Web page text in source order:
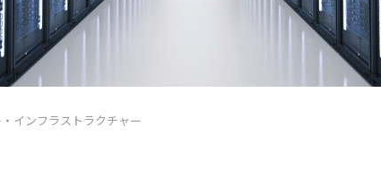
インフラストラクチャー